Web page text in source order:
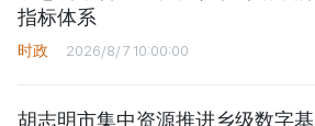
指标体系
时政 2026/8/7 10:00:00
胡志明市集中资源推进乡级数字基